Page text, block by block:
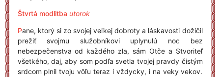
Štvrtá modlitba utorok
Pane, ktorý si zo svojej veľkej dobroty a láskavosti dožičil
prežiť svojmu služobníkovi uplynulú noc bez
nebezpečenstva od každého zla, sám Otče a Stvoriteľ
všetkého, daj, aby som podľa svetla tvojej pravdy čistým
srdcom plnil tvoju vôľu teraz i vždycky, i na veky vekov.